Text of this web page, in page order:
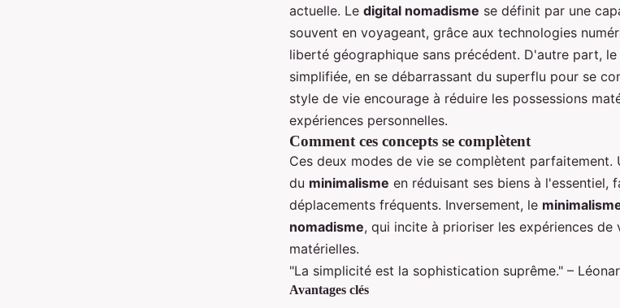
actuelle. Le digital nomadisme se définit par une
souvent en voyageant, grâce aux technologies
liberté géographique sans précédent. D'autre part, le
simplifiée, en se débarrassant du superflu pour se
style de vie encourage à réduire les possessions
expériences personnelles.
Comment ces concepts se complètent
Ces deux modes de vie se complètent parfaitement.
du minimalisme en réduisant ses biens à l'essentiel,
déplacements fréquents. Inversement, le
nomadisme, qui incite à prioriser les expériences de
matérielles.
"La simplicité est la sophistication suprême." –
Avantages clés